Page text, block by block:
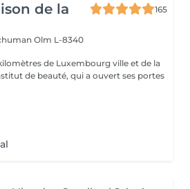
de la
165
Olm L-8340
de Luxembourg ville et de la
de beauté, qui a ouvert ses portes